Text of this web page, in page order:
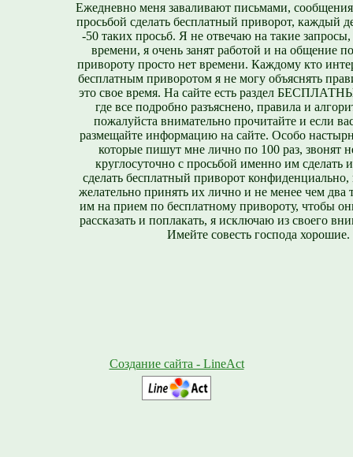
Ежедневно меня заваливают письмами,
просьбой сделать бесплатный приворот, каждый
-50 таких просьб. Я не отвечаю на такие
времени, я очень занят работой и на общение
привороту просто нет времени. Каждому кто
бесплатным приворотом я не могу объяснять
это свое время. На сайте есть раздел
где все подробно разъяснено, правила и
пожалуйста внимательно прочитайте и если
размещайте информацию на сайте. Особо
которые пишут мне лично по 100 раз, звонят
круглосуточно с просьбой именно им сделать
сделать бесплатный приворот конфиденциально,
желательно принять их лично и не менее чем два
им на прием по бесплатному привороту, чтобы
рассказать и поплакать, я исключаю из своего
Имейте совесть господа хорошие.
Создание сайта - LineAct